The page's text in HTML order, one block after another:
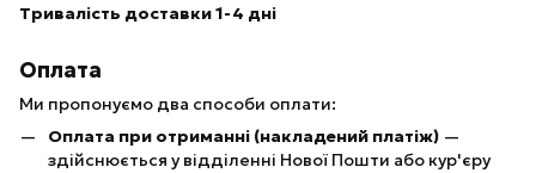
Тривалість доставки 1-4 дні
Оплата
Ми пропонуємо два способи оплати:
Оплата при отриманні (накладений платіж) —
здійснюється у відділенні Нової Пошти або кур'єру